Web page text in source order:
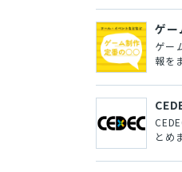
ゲ
ゲー
報を
とめ